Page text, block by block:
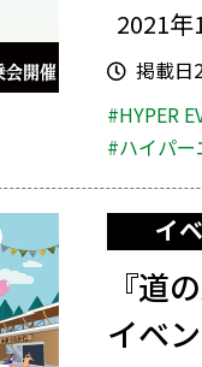
2021
掲載日
#HYPER
#ハイパ
イ
『道
イベ